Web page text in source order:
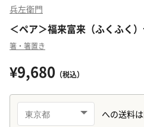
兵左衛門
＜ペア＞福来富来（ふくふく
箸・箸置き
¥9,680 （税込）